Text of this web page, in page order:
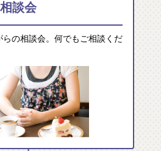
談会
らの相談会。何でもご相談くだ